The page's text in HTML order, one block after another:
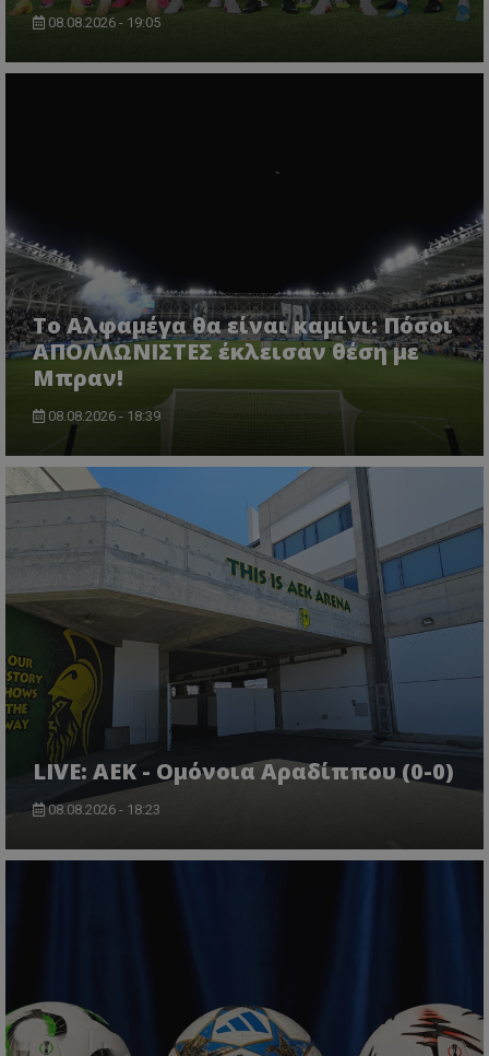
08.08.2026 - 19:05
Το Αλφαμέγα θα είναι καμίνι: Πόσοι
ΑΠΟΛΛΩΝΙΣΤΕΣ έκλεισαν θέση με
Μπραν!
08.08.2026 - 18:39
LIVE: ΑΕΚ - Ομόνοια Αραδίππου (0-0)
08.08.2026 - 18:23